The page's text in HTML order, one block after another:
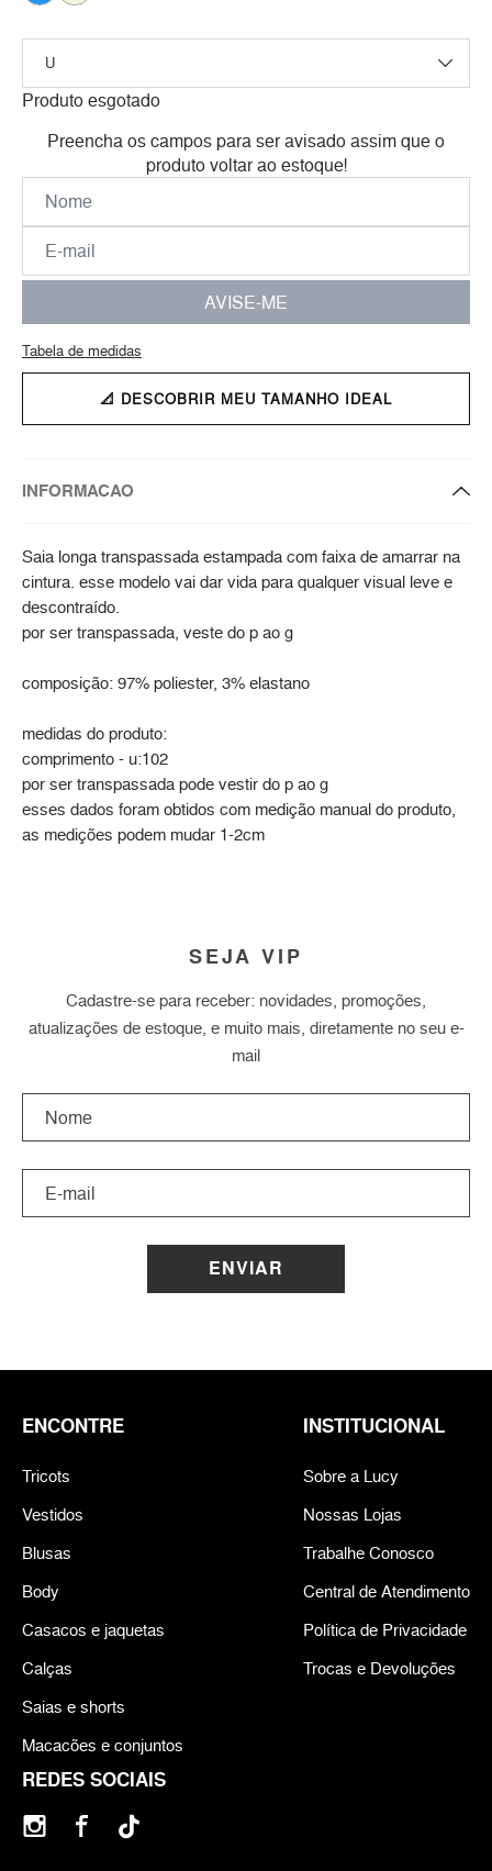
Produto esgotado
Preencha os campos para ser avisado assim que o
produto voltar ao estoque!
AVISE-ME
Tabela de medidas
📐 DESCOBRIR MEU TAMANHO IDEAL
INFORMACAO
Saia longa transpassada estampada com faixa de amarrar na
cintura. esse modelo vai dar vida para qualquer visual leve e
descontraído.
por ser transpassada, veste do p ao g
composição: 97% poliester, 3% elastano
medidas do produto:
comprimento - u:102
por ser transpassada pode vestir do p ao g
esses dados foram obtidos com medição manual do produto,
as medições podem mudar 1-2cm
SEJA VIP
Cadastre-se para receber: novidades, promoções,
atualizações de estoque, e muito mais, diretamente no seu e-
mail
ENVIAR
REDES SOCIAIS
ENCONTRE
Tricots
Vestidos
Blusas
Body
Casacos e jaquetas
Calças
Saias e shorts
Macacões e conjuntos
INSTITUCIONAL
Sobre a Lucy
Nossas Lojas
Trabalhe Conosco
Central de Atendimento
Política de Privacidade
Trocas e Devoluções